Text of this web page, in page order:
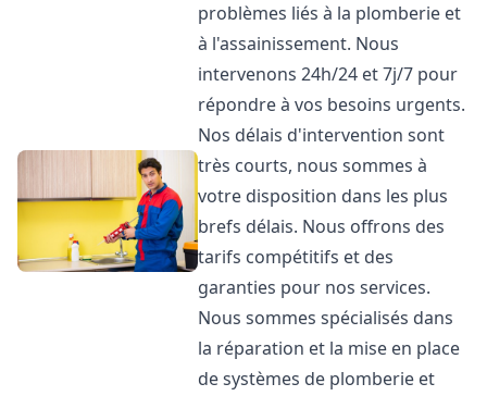
problèmes liés à la plomberie et
à l'assainissement. Nous
intervenons 24h/24 et 7j/7 pour
répondre à vos besoins urgents.
Nos délais d'intervention sont
très courts, nous sommes à
votre disposition dans les plus
brefs délais. Nous offrons des
tarifs compétitifs et des
garanties pour nos services.
Nous sommes spécialisés dans
la réparation et la mise en place
de systèmes de plomberie et